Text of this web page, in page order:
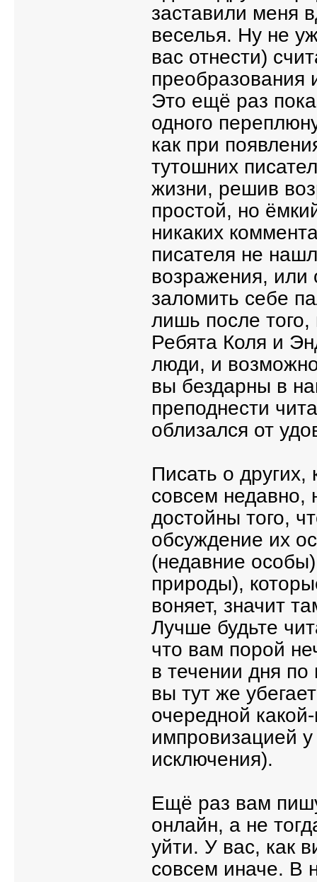
заставили меня
веселья. Ну не
вас отнести)
преобразования
Это ещё раз
одного
как при
тутошних
жизни, решив
простой, но
никаких
писателя не
возражения, или
заломить себе
лишь после
Ребята Коля и
люди, и
вы бездарны в
преподнести
облизался от
Писать о других,
совсем недавно,
достойны того,
обсуждение их
(недавние
природы),
воняет, значит
Лучше будьте
что вам порой
в течении дня
вы тут же
очередной
импровизацией
исключения).
Ещё раз вам
онлайн, а не
уйти. У вас, как
совсем иначе. В